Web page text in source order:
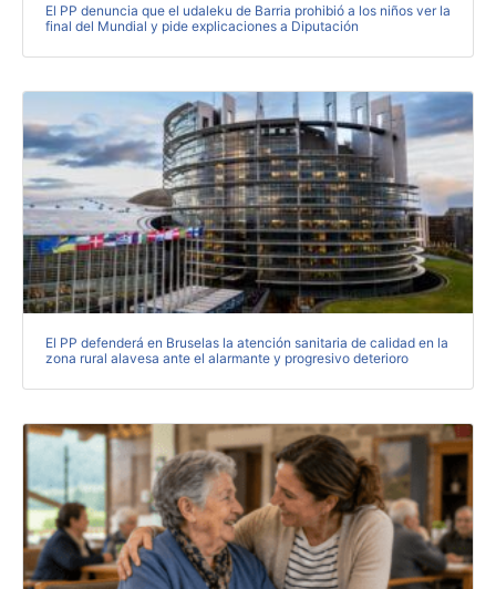
El PP denuncia que el udaleku de Barria prohibió a los niños ver la
final del Mundial y pide explicaciones a Diputación
El PP defenderá en Bruselas la atención sanitaria de calidad en la
zona rural alavesa ante el alarmante y progresivo deterioro